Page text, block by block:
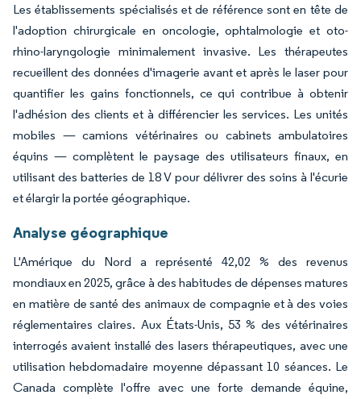
Les établissements spécialisés et de référence sont en tête de
l'adoption chirurgicale en oncologie, ophtalmologie et oto-
rhino-laryngologie minimalement invasive. Les thérapeutes
recueillent des données d'imagerie avant et après le laser pour
quantifier les gains fonctionnels, ce qui contribue à obtenir
l'adhésion des clients et à différencier les services. Les unités
mobiles — camions vétérinaires ou cabinets ambulatoires
équins — complètent le paysage des utilisateurs finaux, en
utilisant des batteries de 18 V pour délivrer des soins à l'écurie
et élargir la portée géographique.
Analyse géographique
L'Amérique du Nord a représenté 42,02 % des revenus
mondiaux en 2025, grâce à des habitudes de dépenses matures
en matière de santé des animaux de compagnie et à des voies
réglementaires claires. Aux États-Unis, 53 % des vétérinaires
interrogés avaient installé des lasers thérapeutiques, avec une
utilisation hebdomadaire moyenne dépassant 10 séances. Le
Canada complète l'offre avec une forte demande équine,